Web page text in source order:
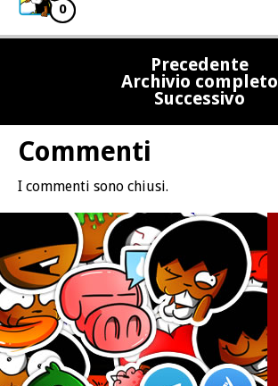
0
Precedente
Archivio completo
Successivo
Commenti
I commenti sono chiusi.